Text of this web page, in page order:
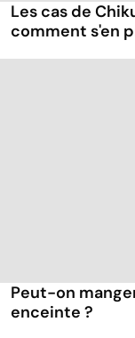
Les cas de
comment s'en
Peut-on
enceinte ?